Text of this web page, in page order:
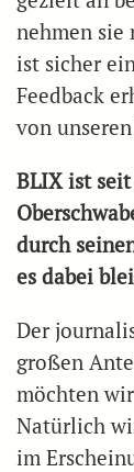
nehmen sie
ist sicher
Feedback
von
BLIX ist
durch
es dabei
Der
großen
möchten
Natürlich
im